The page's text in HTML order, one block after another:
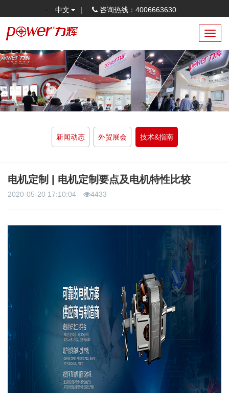
中文 | 咨询热线：4006663630
新闻动态 外贸展会 技术&指南
电机定制 | 电机定制要点及电机特性比较
2020-05-20 17:10:04 4433